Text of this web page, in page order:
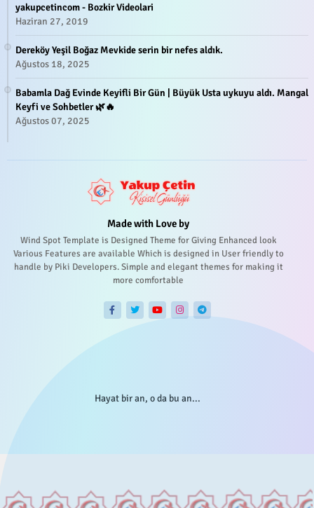
yakupcetincom - Bozkir Videolari
Haziran 27, 2019
Dereköy Yeşil Boğaz Mevkide serin bir nefes aldık.
Ağustos 18, 2025
Babamla Dağ Evinde Keyifli Bir Gün | Büyük Usta uykuyu aldı. Mangal
Keyfi ve Sohbetler 🌿🔥
Ağustos 07, 2025
Made with Love by
Wind Spot Template is Designed Theme for Giving Enhanced look
Various Features are available Which is designed in User friendly to
handle by Piki Developers. Simple and elegant themes for making it
more comfortable
Hayat bir an, o da bu an...